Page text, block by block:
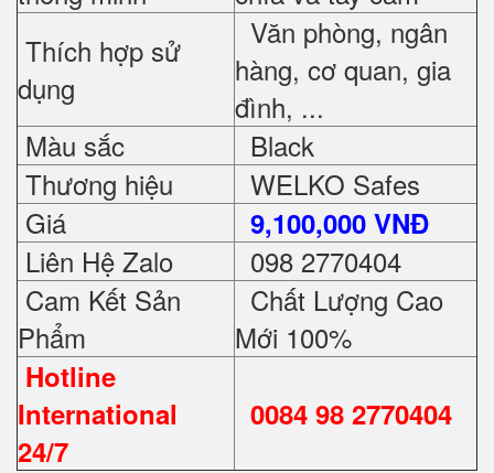
Thích hợp sử
dụng
Văn phòng, ngân
hàng, cơ quan, gia
đình, ...
Màu sắc
Black
Thương hiệu
WELKO Safes
Giá
9,100,000 VNĐ
Liên Hệ Zalo
098 2770404
Cam Kết Sản
Phẩm
Chất Lượng Cao
Mới 100%
Hotline
International
24/7
0084 98 2770404